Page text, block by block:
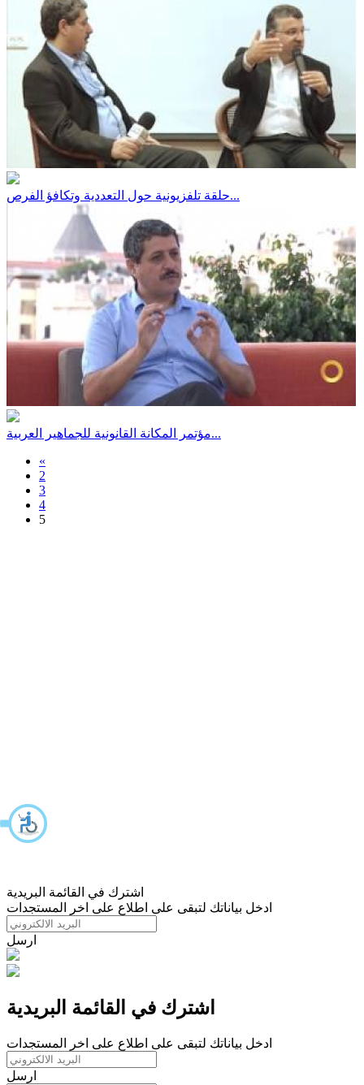
حلقة تلفزيونية حول التعددية وتكافؤ الفرص...
مؤتمر المكانة القانونية للجماهير العربية...
«
2
3
4
5
اشترك في القائمة البريدية
ادخل بياناتك لتبقى على اطلاع على اخر المستجدات
ارسل
اشترك في القائمة البريدية
ادخل بياناتك لتبقى على اطلاع على اخر المستجدات
ارسل